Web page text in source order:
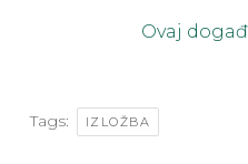
Ovaj
Tags: IZLOŽBA